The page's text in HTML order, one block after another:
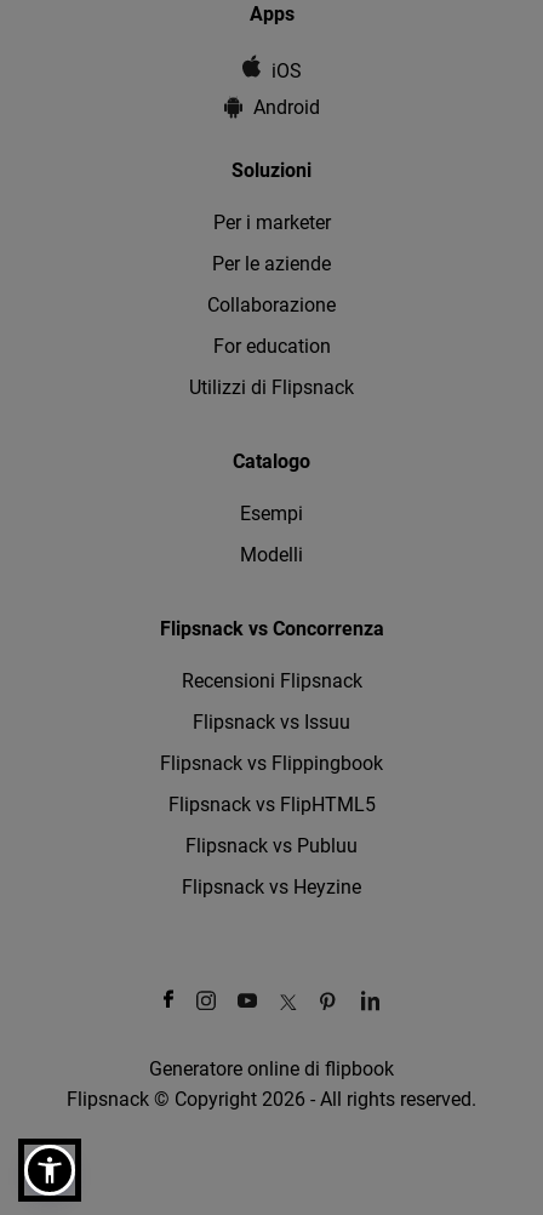
Apps
iOS
Android
Soluzioni
Per i marketer
Per le aziende
Collaborazione
For education
Utilizzi di Flipsnack
Catalogo
Esempi
Modelli
Flipsnack vs Concorrenza
Recensioni Flipsnack
Flipsnack vs Issuu
Flipsnack vs Flippingbook
Flipsnack vs FlipHTML5
Flipsnack vs Publuu
Flipsnack vs Heyzine
Generatore online di flipbook
Flipsnack © Copyright 2026 - All rights reserved.